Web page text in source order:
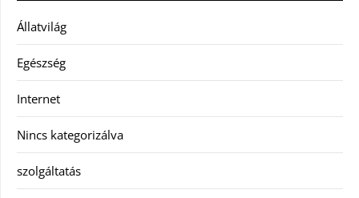
Állatvilág
Egészség
Internet
Nincs kategorizálva
szolgáltatás